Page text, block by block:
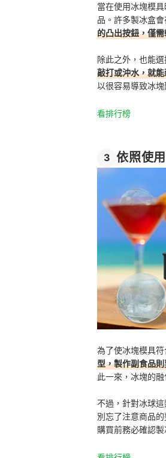
當在使用冰塊模
品。許多製冰盒
的凸出按鈕，僅
除此之外，也能
敲打或沖水，就
以很容易導致冰塊
看排行榜
3 依照使
為了使冰塊模具
型，製作副食品
此一來，冰塊的
不過，針對冰球
別忘了注意商品
購買前務必確認